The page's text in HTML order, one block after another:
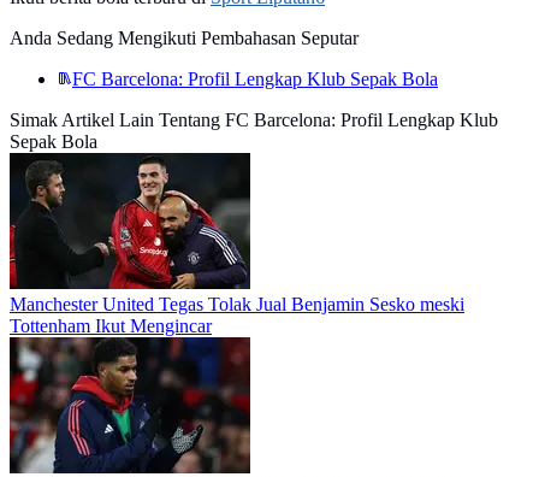
Anda Sedang Mengikuti Pembahasan Seputar
FC Barcelona: Profil Lengkap Klub Sepak Bola
Simak Artikel Lain Tentang FC Barcelona: Profil Lengkap Klub
Sepak Bola
Manchester United Tegas Tolak Jual Benjamin Sesko meski
Tottenham Ikut Mengincar